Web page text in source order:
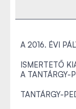
A 2016. ÉVI
ISMERTETŐ
A TANTÁRGY-
TANTÁRGY-